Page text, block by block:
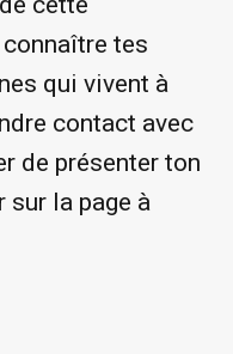
tes
qui vivent à
contact avec
de présenter ton
sur la page à